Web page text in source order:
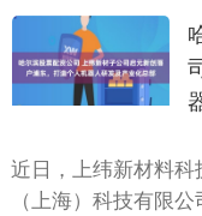
近日，上纬新材料
（上海）科技有限